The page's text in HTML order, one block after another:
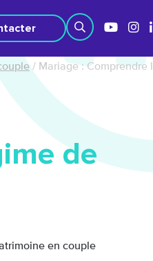
/ Mariage : Comprendre
de
en couple